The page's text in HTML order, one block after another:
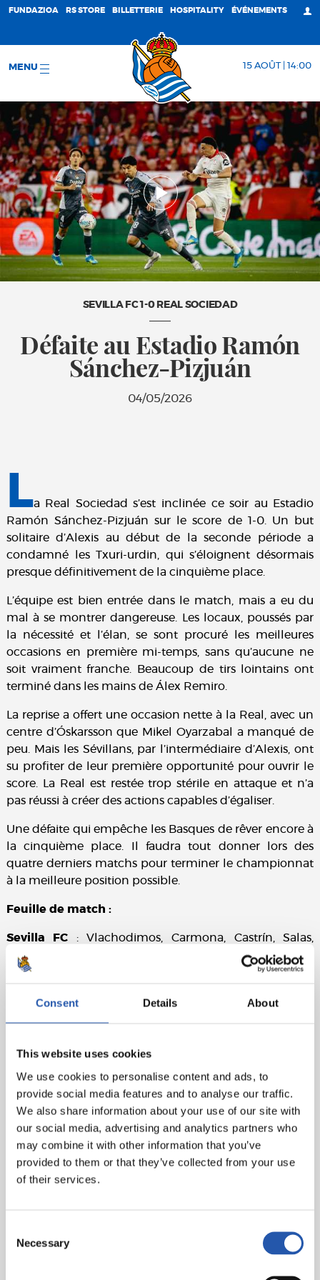
Consent Details About
This website uses cookies
We use cookies to personalise content and ads, to
provide social media features and to analyse our traffic.
We also share information about your use of our site with
our social media, advertising and analytics partners who
may combine it with other information that you’ve
provided to them or that they’ve collected from your use
of their services.
Selection
Necessary
FUNDAZIOA RS STORE BILLETTERIE HOSPITALITY ÉVÉNEMENTS
MENU 15 AOÛT | 14:00
SEVILLA FC 1-0 REAL SOCIEDAD
Défaite au Estadio Ramón
Sánchez-Pizjuán
04/05/2026
La Real Sociedad s’est inclinée ce soir au Estadio
Ramón Sánchez-Pizjuán sur le score de 1-0. Un but
solitaire d’Alexis au début de la seconde période a
condamné les Txuri-urdin, qui s’éloignent désormais
presque définitivement de la cinquième place.
L’équipe est bien entrée dans le match, mais a eu du
mal à se montrer dangereuse. Les locaux, poussés par
la nécessité et l’élan, se sont procuré les meilleures
occasions en première mi-temps, sans qu’aucune ne
soit vraiment franche. Beaucoup de tirs lointains ont
terminé dans les mains de Álex Remiro.
La reprise a offert une occasion nette à la Real, avec un
centre d’Óskarsson que Mikel Oyarzabal a manqué de
peu. Mais les Sévillans, par l’intermédiaire d’Alexis, ont
su profiter de leur première opportunité pour ouvrir le
score. La Real est restée trop stérile en attaque et n’a
pas réussi à créer des actions capables d’égaliser.
Une défaite qui empêche les Basques de rêver encore à
la cinquième place. Il faudra tout donner lors des
quatre derniers matchs pour terminer le championnat
à la meilleure position possible.
Feuille de match :
Sevilla FC : Vlachodimos, Carmona, Castrín, Salas,
Suazo, Gudelj (cap) (Mendy, 82e), Agoumé, Ejuke,
Vargas, Isaac (Alexis, 46e) et Maupay.
Real Sociedad
: Remiro, Aramburu (Sučić, 82e), Martín,
Barrene (Wesley, 83e) et Oyarzabal (cap).
But: 1-0, Alexis (50e).
Arbitre: Juan Martínez. A averti le local Carmona et le
visiteur Aramburu.